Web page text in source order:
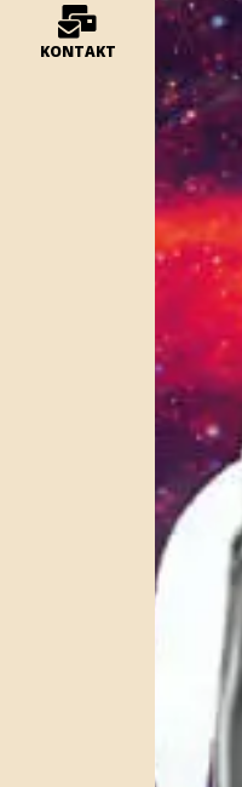
KONTAKT